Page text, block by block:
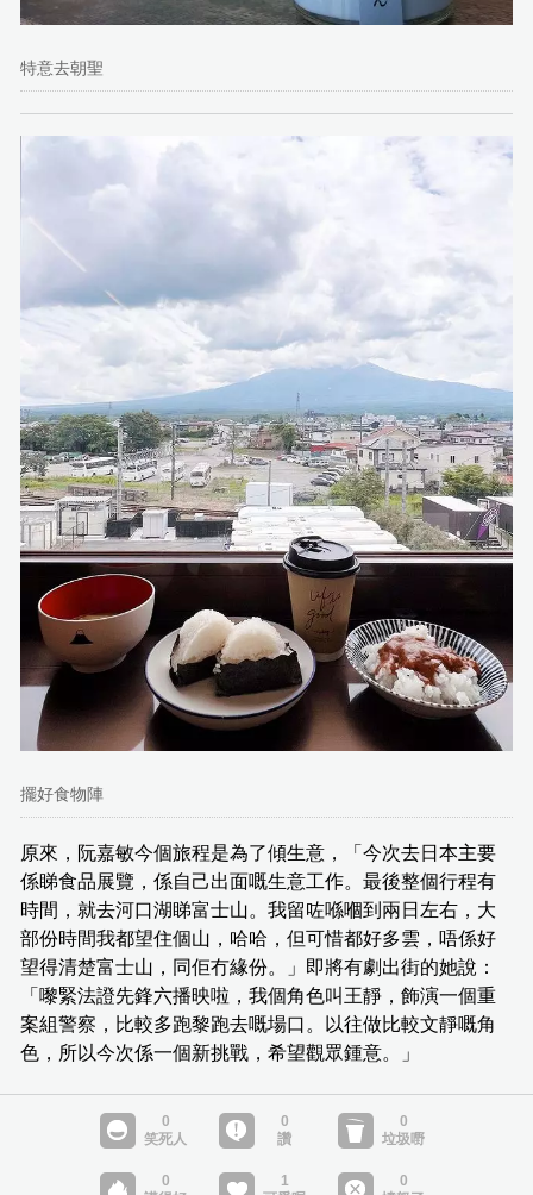
特意去朝聖
擺好食物陣
原來，阮嘉敏今個旅程是為了傾生意，「今次去日本主要
係睇食品展覽，係自己出面嘅生意工作。最後整個行程有
時間，就去河口湖睇富士山。我留咗喺嗰到兩日左右，大
部份時間我都望住個山，哈哈，但可惜都好多雲，唔係好
望得清楚富士山，同佢冇緣份。」即將有劇出街的她說：
「嚟緊法證先鋒六播映啦，我個角色叫王靜，飾演一個重
案組警察，比較多跑黎跑去嘅場口。以往做比較文靜嘅角
色，所以今次係一個新挑戰，希望觀眾鍾意。」